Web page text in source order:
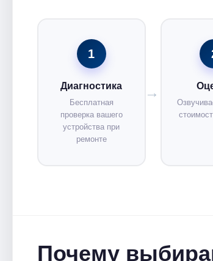
1
Диагностика
Бесплатная
проверка вашего
устройства при
ремонте
Почему